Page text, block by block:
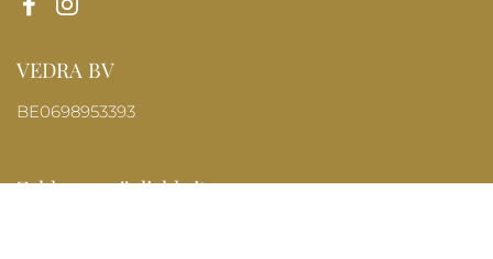
FacebookInstagram
VEDRA BV
BE0698953393
Zahlungsmöglichkeiten